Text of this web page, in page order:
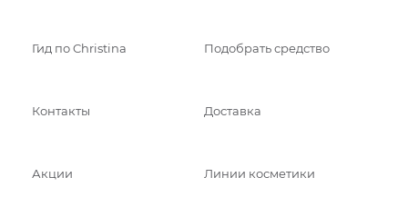
Гид по Christina Подобрать средство
Контакты Доставка
Акции Линии косметики